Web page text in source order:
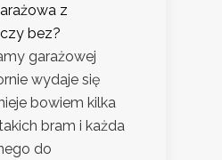
z
bez?
garażowej
wydaje się
bowiem kilka
bram i każda
do